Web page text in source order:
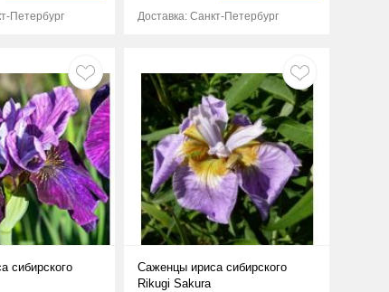
Петербург Доставка: Санкт-Петербург
сибирского
Саженцы ириса сибирского
Rikugi Sakura